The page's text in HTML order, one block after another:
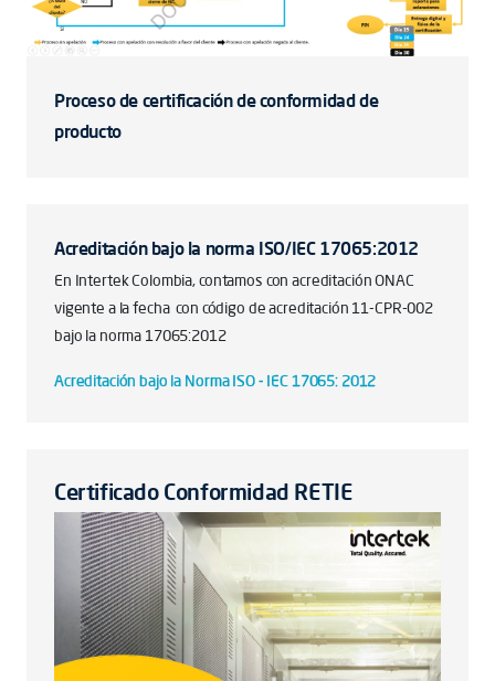
Proceso de certificación de conformidad de
producto
Acreditación bajo la norma ISO/IEC 17065:2012
En Intertek Colombia, contamos con acreditación ONAC
vigente a la fecha con código de acreditación 11-CPR-002
bajo la norma 17065:2012
Acreditación bajo la Norma ISO - IEC 17065: 2012
Certificado Conformidad RETIE